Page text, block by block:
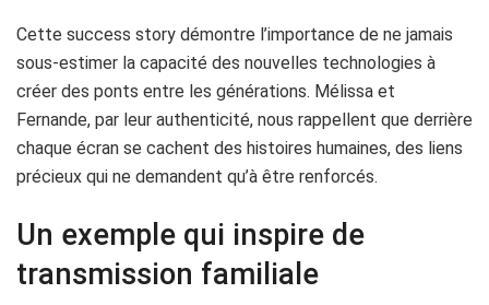
Cette success story démontre l’importance de ne jamais
sous-estimer la capacité des nouvelles technologies à
créer des ponts entre les générations. Mélissa et
Fernande, par leur authenticité, nous rappellent que derrière
chaque écran se cachent des histoires humaines, des liens
précieux qui ne demandent qu’à être renforcés.
Un exemple qui inspire de
transmission familiale